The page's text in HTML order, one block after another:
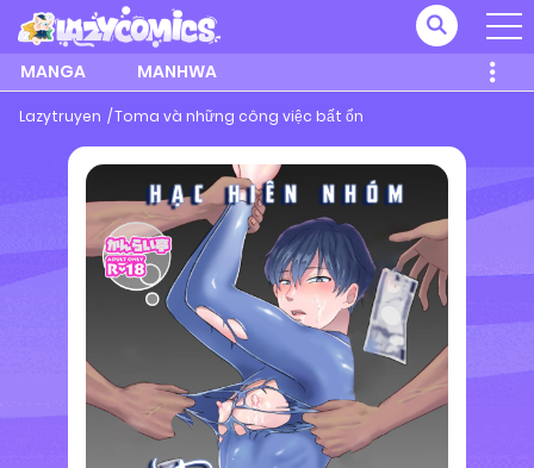
MANGA MANHWA
Lazytruyen Toma và những công việc bất ổn